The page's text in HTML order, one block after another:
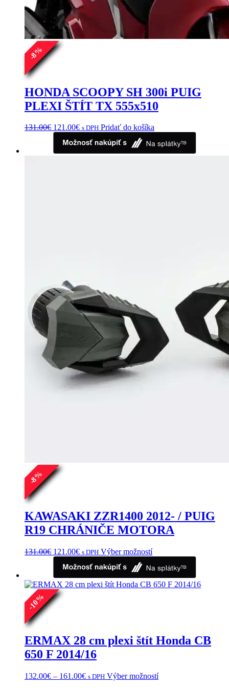
-
8
%
HONDA SCOOPY SH 300i PUIG
PLEXI ŠTÍT TX 555x510
131.00€ Pôvodná
cena
bola:
131.00€.
121.00€Aktuálna
je:
121.00€.
s DPH Pridať do košíka
-
8
%
KAWASAKI ZZR1400 2012- / PUIG
R19 CHRÁNIČE MOTORA
131.00€ Pôvodná
cena
bola:
131.00€.
121.00€Aktuálna
je:
121.00€.
s DPH Výber možnostíTento
má
viacero
variantov.
stránke
-
10
%
ERMAX 28 cm plexi štít Honda CB
650 F 2014/16
132.00€ – 161.00€Price
s DPH Výber možnostíTento